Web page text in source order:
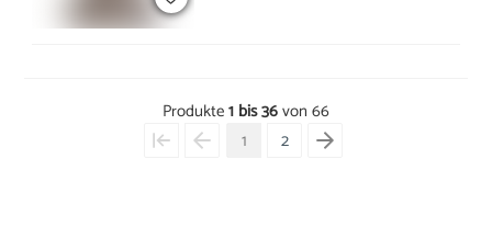
Produkte1 bis 36von 66
1
2